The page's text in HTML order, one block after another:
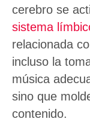
cerebro se
sistema
relacionada
incluso la
música
sino que
contenido.